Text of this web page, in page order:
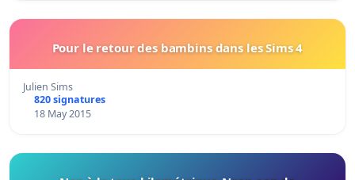
Pour le retour des bambins dans les Sims 4
Julien Sims
820 signatures
18 May 2015